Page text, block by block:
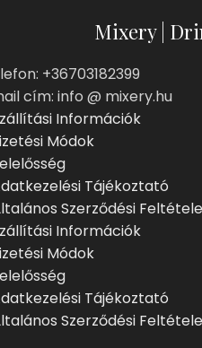
Mixery |
+36703182399
cím: info @ mixery.hu
Információk
Módok
Tájékoztató
Szerződési
Információk
Módok
Tájékoztató
Szerződési